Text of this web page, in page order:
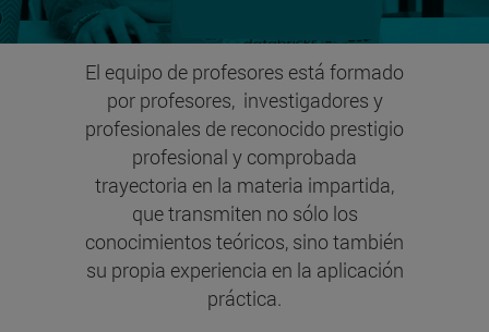
El equipo de profesores está formado
por profesores, investigadores y
profesionales de reconocido prestigio
profesional y comprobada
trayectoria en la materia impartida,
que transmiten no sólo los
conocimientos teóricos, sino también
su propia experiencia en la aplicación
práctica.